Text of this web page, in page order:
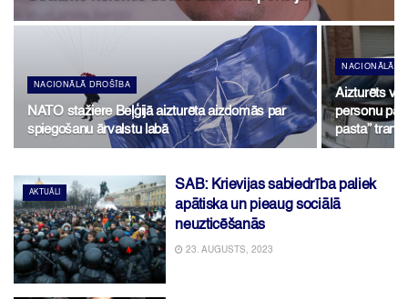
NACIONĀLĀ DROŠĪBA
NATO stažiere Beļģijā aizturēta aizdomās par
spiegošanu ārvalstu labā
NACIONĀLĀ
Aizturēts
personu
pasta”
AKTUĀLI
SAB: Krievijas sabiedrība paliek
apātiska un pieaug sociālā
neuzticēšanās
23. AUGUSTS, 2023